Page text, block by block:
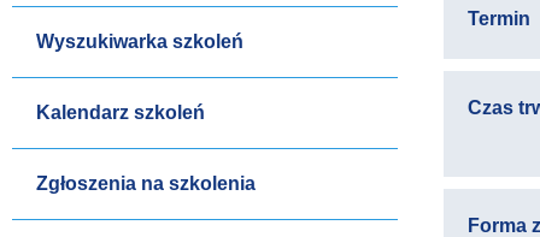
Wyszukiwarka szkoleń
Kalendarz szkoleń
Zgłoszenia na szkolenia
Termin
Czas
Forma